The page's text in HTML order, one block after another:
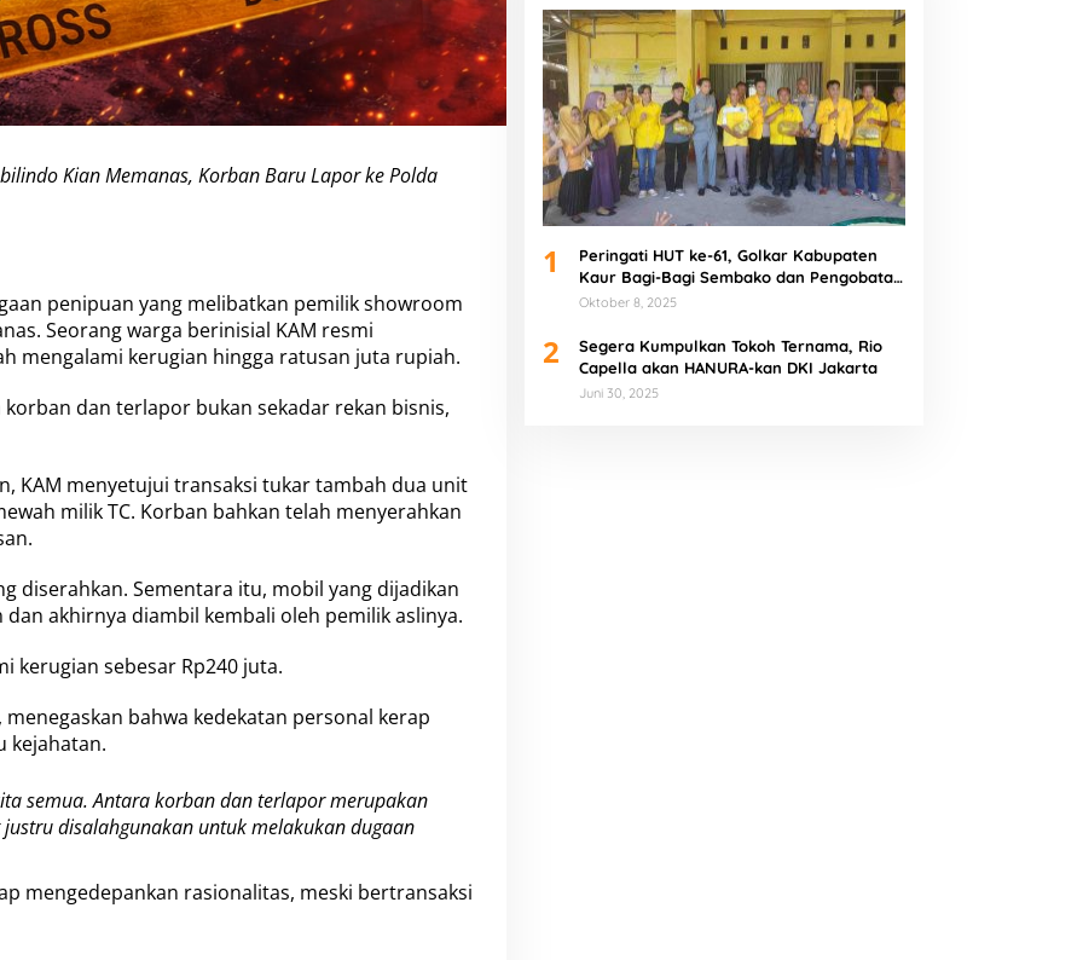
Kian Memanas, Korban Baru Lapor ke Polda
penipuan yang melibatkan pemilik showroom
Seorang warga berinisial KAM resmi
mengalami kerugian hingga ratusan juta rupiah.
dan terlapor bukan sekadar rekan bisnis,
KAM menyetujui transaksi tukar tambah dua unit
milik TC. Korban bahkan telah menyerahkan
diserahkan. Sementara itu, mobil yang dijadikan
akhirnya diambil kembali oleh pemilik aslinya.
kerugian sebesar Rp240 juta.
menegaskan bahwa kedekatan personal kerap
kejahatan.
semua. Antara korban dan terlapor merupakan
disalahgunakan untuk melakukan dugaan
mengedepankan rasionalitas, meski bertransaksi
1
Peringati HUT ke-61, Golkar Kabupaten
Kaur Bagi-Bagi Sembako dan Pengobatan
Gratis
Oktober 8, 2025
2
Segera Kumpulkan Tokoh Ternama, Rio
Capella akan HANURA-kan DKI Jakarta
Juni 30, 2025